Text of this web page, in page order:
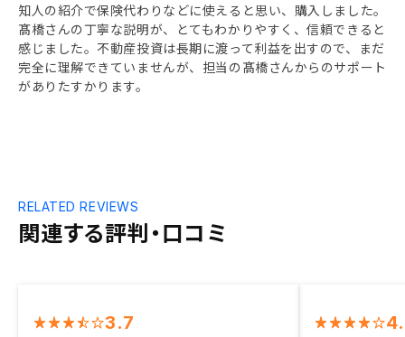
知人の紹介で保険代わりなどに使えると思い、購入しました。
髙橋さんの丁寧な説明が、とてもわかりやすく、信頼できると
感じました。不動産投資は長期に渡って利益を出すので、まだ
完全に理解できていませんが、担当の髙橋さんからのサポート
がありたすかります。
関連する評判・口コミ
RELATED REVIEWS
3.7